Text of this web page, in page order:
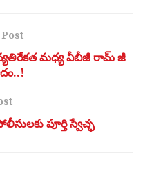
మధ్య వీబీజీ రామ్ జీ
పూర్తి స్వేచ్ఛ